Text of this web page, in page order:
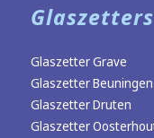
Glaszetter Grave
Glaszetter Beuningen
Glaszetter Druten
Glaszetter